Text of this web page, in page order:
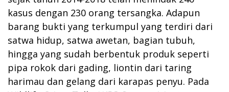
kasus dengan 230 orang tersangka. Adapun
barang bukti yang terkumpul yang terdiri dari
satwa hidup, satwa awetan, bagian tubuh,
hingga yang sudah berbentuk produk seperti
pipa rokok dari gading, liontin dari taring
harimau dan gelang dari karapas penyu. Pada